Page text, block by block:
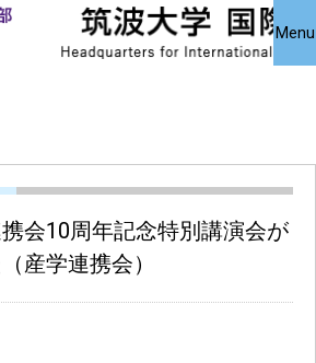
Menu
Close
国際産学連携
本部公募事業
共同研究受
究・知的財
会10周年記念特別講演会が
産学連携会）